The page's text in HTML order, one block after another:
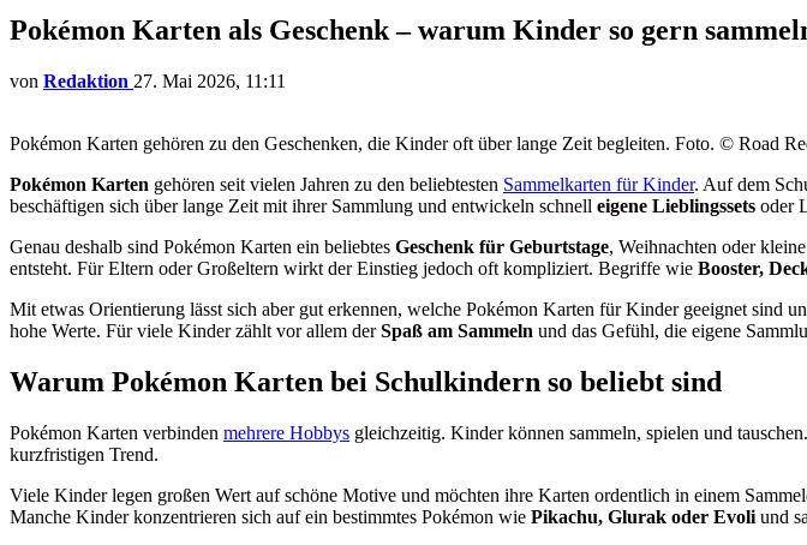
Pokémon Karten als Geschenk – warum Kinder so gern
von Redaktion 27. Mai 2026, 11:11
Pokémon Karten gehören zu den Geschenken, die Kinder oft über lange Zeit begleiten. Foto. © Road
Pokémon Karten gehören seit vielen Jahren zu den beliebtesten Sammelkarten für Kinder. Auf dem
beschäftigen sich über lange Zeit mit ihrer Sammlung und entwickeln schnell eigene Lieblingssets oder
Genau deshalb sind Pokémon Karten ein beliebtes Geschenk für Geburtstage, Weihnachten oder
entsteht. Für Eltern oder Großeltern wirkt der Einstieg jedoch oft kompliziert. Begriffe wie Booster,
Mit etwas Orientierung lässt sich aber gut erkennen, welche Pokémon Karten für Kinder geeignet sind
hohe Werte. Für viele Kinder zählt vor allem derSpaß am Sammeln und das Gefühl, die eigene
Warum Pokémon Karten bei Schulkindern so beliebt sind
Pokémon Karten verbinden mehrere Hobbys gleichzeitig. Kinder können sammeln, spielen und
kurzfristigen Trend.
Viele Kinder legen großen Wert auf schöne Motive und möchten ihre Karten ordentlich in einem
Manche Kinder konzentrieren sich auf ein bestimmtes Pokémon wie Pikachu, Glurak oder Evoli und